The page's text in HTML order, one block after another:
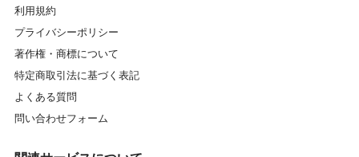
利用規約
プライバシーポリシー
著作権・商標について
特定商取引法に基づく表記
よくある質問
問い合わせフォーム